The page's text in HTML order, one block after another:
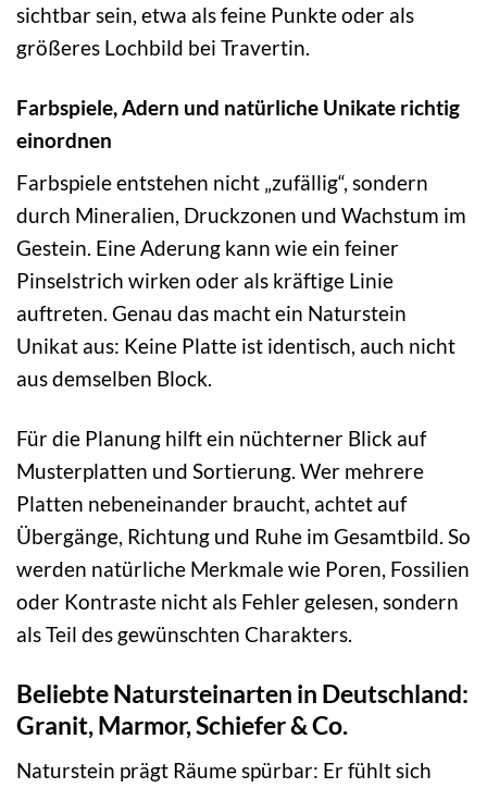
sichtbar sein, etwa als feine Punkte oder als
größeres Lochbild bei Travertin.
Farbspiele, Adern und natürliche Unikate richtig
einordnen
Farbspiele entstehen nicht „zufällig“, sondern
durch Mineralien, Druckzonen und Wachstum im
Gestein. Eine Aderung kann wie ein feiner
Pinselstrich wirken oder als kräftige Linie
auftreten. Genau das macht ein Naturstein
Unikat aus: Keine Platte ist identisch, auch nicht
aus demselben Block.
Für die Planung hilft ein nüchterner Blick auf
Musterplatten und Sortierung. Wer mehrere
Platten nebeneinander braucht, achtet auf
Übergänge, Richtung und Ruhe im Gesamtbild. So
werden natürliche Merkmale wie Poren, Fossilien
oder Kontraste nicht als Fehler gelesen, sondern
als Teil des gewünschten Charakters.
Beliebte Natursteinarten in Deutschland:
Granit, Marmor, Schiefer & Co.
Naturstein prägt Räume spürbar: Er fühlt sich